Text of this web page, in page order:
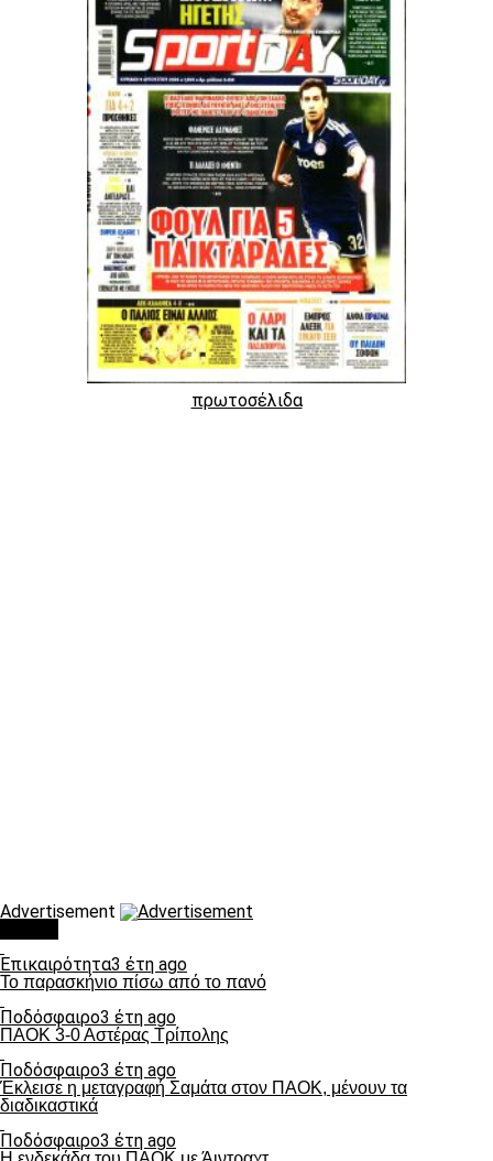
πρωτοσέλιδα
Advertisement
Επικαιρότητα3 έτη ago
Το παρασκήνιο πίσω από το πανό
Ποδόσφαιρο3 έτη ago
ΠΑΟΚ 3-0 Αστέρας Τρίπολης
Ποδόσφαιρο3 έτη ago
Έκλεισε η μεταγραφή Σαμάτα στον ΠΑΟΚ, μένουν τα
διαδικαστικά
Ποδόσφαιρο3 έτη ago